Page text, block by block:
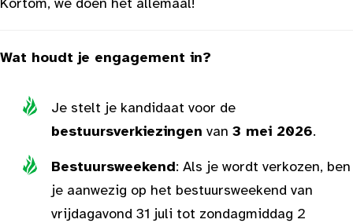
Wat houdt je engagement in?
Je stelt je kandidaat voor de
bestuursverkiezingen van 3 mei 2026.
Bestuursweekend: Als je wordt verkozen, ben
je aanwezig op het bestuursweekend van
vrijdagavond 31 juli tot zondagmiddag 2